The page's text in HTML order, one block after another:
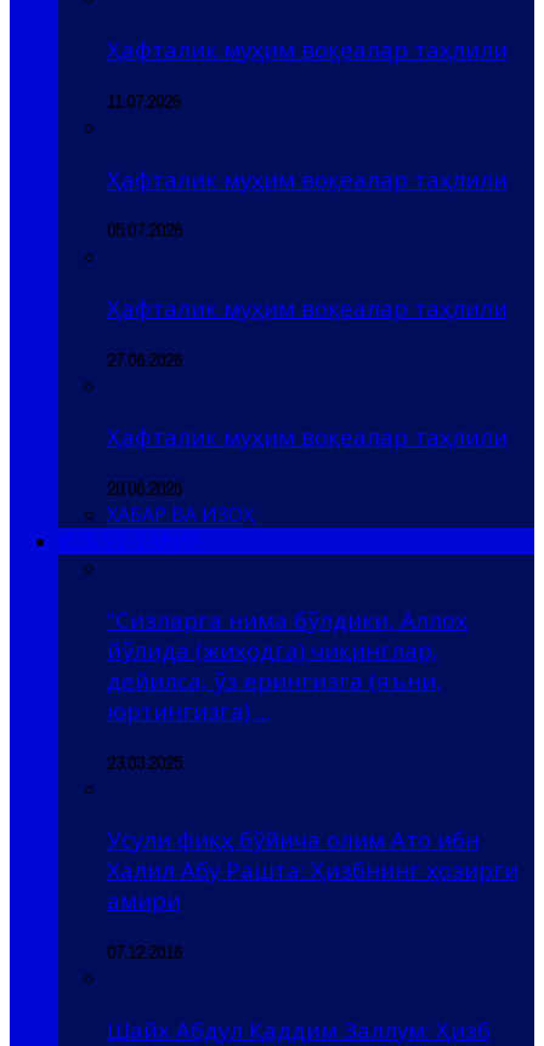
Ҳафталик муҳим воқеалар таҳлили
11.07.2026
Ҳафталик муҳим воқеалар таҳлили
05.07.2026
Ҳафталик муҳим воқеалар таҳлили
27.06.2026
Ҳафталик муҳим воқеалар таҳлили
20.06.2026
ХАБАР ВА ИЗОҲ
“Сизларга нима бўлдики, Аллоҳ
йўлида (жиҳодга) чиқинглар,
дейилса, ўз ерингизга (яъни,
юртингизга) ...
23.03.2025
Усули фиқҳ бўйича олим Ато ибн
Халил Абу Рашта: Ҳизбнинг ҳозирги
амири
07.12.2016
Шайх Абдул Қаддим Заллум: Ҳизб